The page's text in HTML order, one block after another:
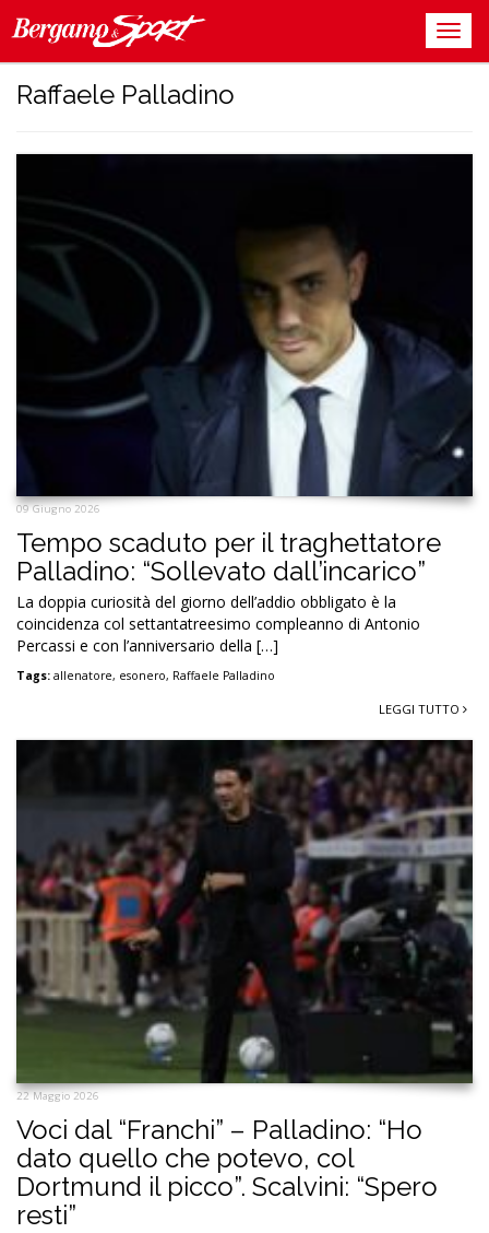
Raffaele Palladino
09 Giugno 2026
Tempo scaduto per il traghettatore
Palladino: “Sollevato dall’incarico”
La doppia curiosità del giorno dell’addio obbligato è la
coincidenza col settantatreesimo compleanno di Antonio
Percassi e con l’anniversario della […]
Tags: allenatore, esonero, Raffaele Palladino
LEGGI TUTTO
22 Maggio 2026
Voci dal “Franchi” – Palladino: “Ho
dato quello che potevo, col
Dortmund il picco”. Scalvini: “Spero
resti”